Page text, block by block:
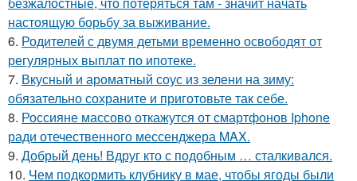
настоящую борьбу за выживание.
6. Родителей с двумя детьми временно освободят от
регулярных выплат по ипотеке.
7. Вкусный и ароматный соус из зелени на зиму:
обязательно сохраните и приготовьте так себе.
8. Россияне массово откажутся от смартфонов Iphone
ради отечественного мессенджера MAX.
9. Добрый день! Вдруг кто с подобным … сталкивался.
10. Чем подкормить клубнику в мае, чтобы ягоды были